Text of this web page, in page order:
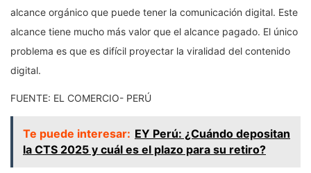
alcance orgánico que puede tener la comunicación digital. Este
alcance tiene mucho más valor que el alcance pagado. El único
problema es que es difícil proyectar la viralidad del contenido
digital.
FUENTE: EL COMERCIO- PERÚ
Te puede interesar: EY Perú: ¿Cuándo depositan
la CTS 2025 y cuál es el plazo para su retiro?